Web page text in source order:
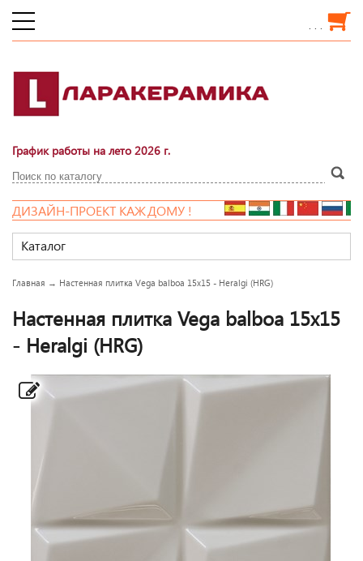
. . .
График работы на лето 2026 г.
ДИЗАЙН-ПРОЕКТ КАЖДОМУ !
Каталог
Главная → Настенная плитка Vega balboa 15x15 - Heralgi (HRG)
Настенная плитка Vega balboa 15x15
- Heralgi (HRG)